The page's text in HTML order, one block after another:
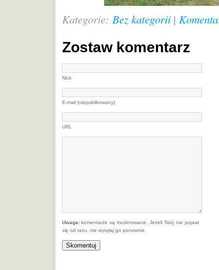
Kategorie: Bez kategorii |
Zostaw komentarz
Nick
E-mail (niepublikowany)
URL
Uwaga:komentarze są moderowane. Jeżeli Twój nie pojawi
się od razu, nie wysyłaj go ponownie.